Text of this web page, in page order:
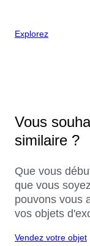
Explorez
Vous
similaire ?
Que vous
que vous
pouvons vous
vos objets
Vendez votre objet